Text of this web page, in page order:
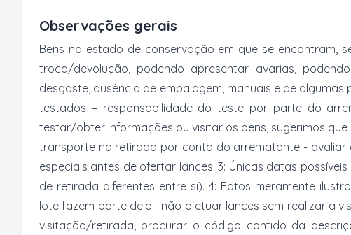
Observações gerais
Bens no estado de conservação em que se encontram,
troca/devolução, podendo apresentar avarias,
desgaste, ausência de embalagem, manuais e de
testados – responsabilidade do teste por parte do
testar/obter informações ou visitar os bens, sugerimos
transporte na retirada por conta do arrematante - avaliar
especiais antes de ofertar lances. 3: Únicas datas
de retirada diferentes entre si). 4: Fotos meramente
lote fazem parte dele - não efetuar lances sem realizar a
visitação/retirada, procurar o código contido da